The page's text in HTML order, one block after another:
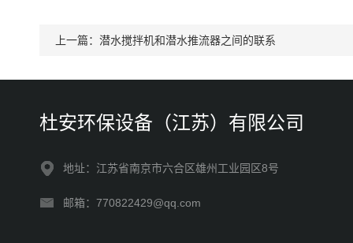
上一篇： 潜水搅拌机和潜水推流器之间的联系
杜安环保设备（江苏）有限公司
地址：江苏省南京市六合区雄州工业园区8号
邮箱：770822429@qq.com